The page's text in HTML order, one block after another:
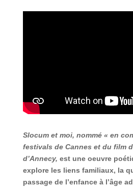
Slocum et moi, nommé « en
festivals de Cannes et du film
d’Annecy, est une oeuvre
explore les liens familiaux, la
passage de l’enfance à l’âge